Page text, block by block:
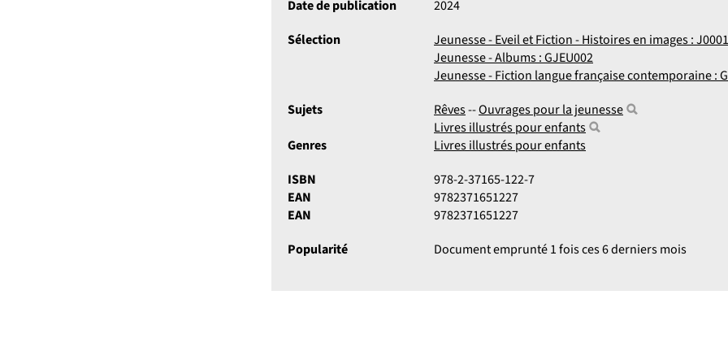
Date de publication
2024
Sélection
Jeunesse - Eveil et Fiction - Histoires en images :
Jeunesse - Albums : GJEU002
Jeunesse - Fiction langue française contemporaine :
Sujets
Rêves--Ouvrages pour la jeunesse
Livres illustrés pour enfants
Genres
Livres illustrés pour enfants
ISBN
978-2-37165-122-7
EAN
9782371651227
EAN
9782371651227
Popularité
Document emprunté 1 fois ces 6 derniers mois